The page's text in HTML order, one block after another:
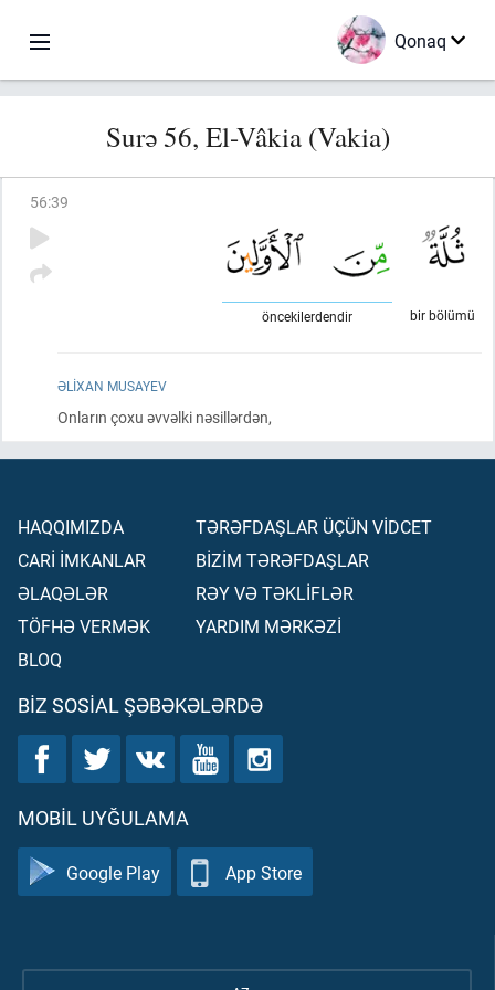
Qonaq
Surə 56, El-Vâkia (Vakia)
56:39
bir bölümü
öncekilerdendir
ƏLIXAN MUSAYEV
Onların çoxu əvvəlki nəsillərdən,
HAQQIMIZDA
CARİ İMKANLAR
ƏLAQƏLƏR
TÖFHƏ VERMƏK
BLOQ
TƏRƏFDAŞLAR ÜÇÜN VİDCET
BİZİM TƏRƏFDAŞLAR
RƏY VƏ TƏKLİFLƏR
YARDIM MƏRKƏZİ
BIZ SOSIAL ŞƏBƏKƏLƏRDƏ
MOBIL UYĞULAMA
Google Play App Store